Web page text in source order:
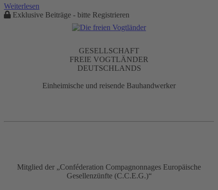
Weiterlesen
Exklusive Beiträge - bitte Registrieren
GESELLSCHAFT
FREIE VOGTLÄNDER
DEUTSCHLANDS
Einheimische und reisende Bauhandwerker
Mitglied der „Conféderation Compagnonnages Europäische
Gesellenzünfte (C.C.E.G.)“